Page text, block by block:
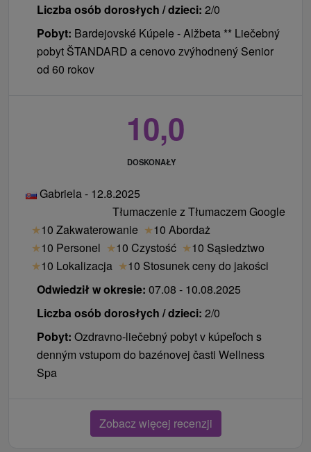
posiłki serwowane są w hotelu Ozón.
Hotel Dukla i Hotel Alexander działają jako
oddzielne jednostki z własną recepcją i
budynku (R-Dukla), natomiast obiady i kolacje w
Nowoczesny standard: Hotel Alexander oferuje
swoim gościom pełną obsługę (recepcję i
catering) pod jednym dachem, co gwarantuje
maksymalny komfort.
System ten zapewnia sprawną obsługę i pozwala
gościom zakwaterowanym w cichszych willach
korzystać z bogatej infrastruktury i usług
gastronomicznych głównych kompleksów hotelowych.
Wskazówka dla gości: Po przyjeździe zalecamy
udanie się bezpośrednio do recepcji właściwej dla
Państwa budynku, gdzie otrzymają Państwo klucze i
dokładne instrukcje dotyczące godzin serwowania
Aktualne informacje dotyczące pobytów
Liczba osób dorosłych / dzieci: 2/0
Pobyt: Bardejovské Kúpele - Alžbeta ** Liečebný
pobyt ŠTANDARD a cenovo zvýhodnený Senior
od 60 rokov
10,0
DOSKONAŁY
Gabriela - 12.8.2025
Tłumaczenie z Tłumaczem Google
★10 Zakwaterowanie ★10 Abordaż
★10 Personel ★10 Czystość ★10 Sąsiedztwo
★10 Lokalizacja ★10 Stosunek ceny do jakości
Odwiedził w okresie: 07.08 - 10.08.2025
Liczba osób dorosłych / dzieci: 2/0
Pobyt: Ozdravno-liečebný pobyt v kúpeľoch s
denným vstupom do bazénovej časti Wellness
Spa
Zobacz więcej recenzji